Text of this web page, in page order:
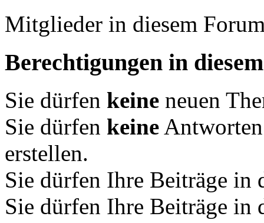
Mitglieder in diesem
Berechtigungen in
Sie dürfen keine neuen
Sie dürfen keine
erstellen.
Sie dürfen Ihre Beiträge in
Sie dürfen Ihre Beiträge in